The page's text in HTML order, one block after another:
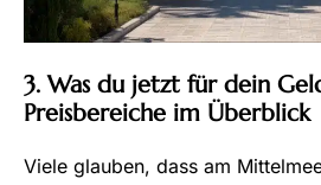
3. Was du jetzt für dein
Preisbereiche im Überblick
Viele glauben, dass am